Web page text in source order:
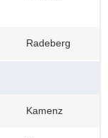
Radeberg
Kamenz